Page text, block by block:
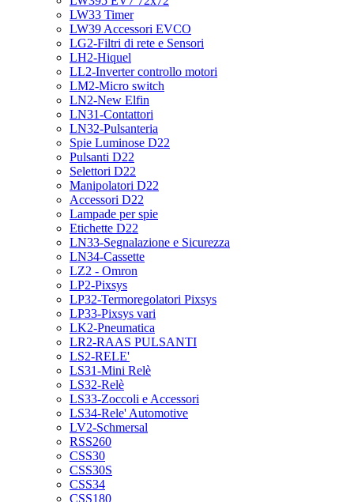
LW33 Timer
LW39 Accessori EVCO
LG2-Filtri di rete e Sensori
LH2-Hiquel
LL2-Inverter controllo motori
LM2-Micro switch
LN2-New Elfin
LN31-Contattori
LN32-Pulsanteria
Spie Luminose D22
Pulsanti D22
Selettori D22
Manipolatori D22
Accessori D22
Lampade per spie
Etichette D22
LN33-Segnalazione e Sicurezza
LN34-Cassette
LZ2 - Omron
LP2-Pixsys
LP32-Termoregolatori Pixsys
LP33-Pixsys vari
LK2-Pneumatica
LR2-RAAS PULSANTI
LS2-RELE'
LS31-Mini Relè
LS32-Relè
LS33-Zoccoli e Accessori
LS34-Rele' Automotive
LV2-Schmersal
RSS260
CSS30
CSS30S
CSS34
CSS180